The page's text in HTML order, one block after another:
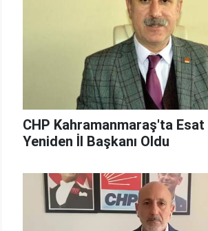
CHP Kahramanmaraş'ta Esat
Yeniden İl Başkanı Oldu